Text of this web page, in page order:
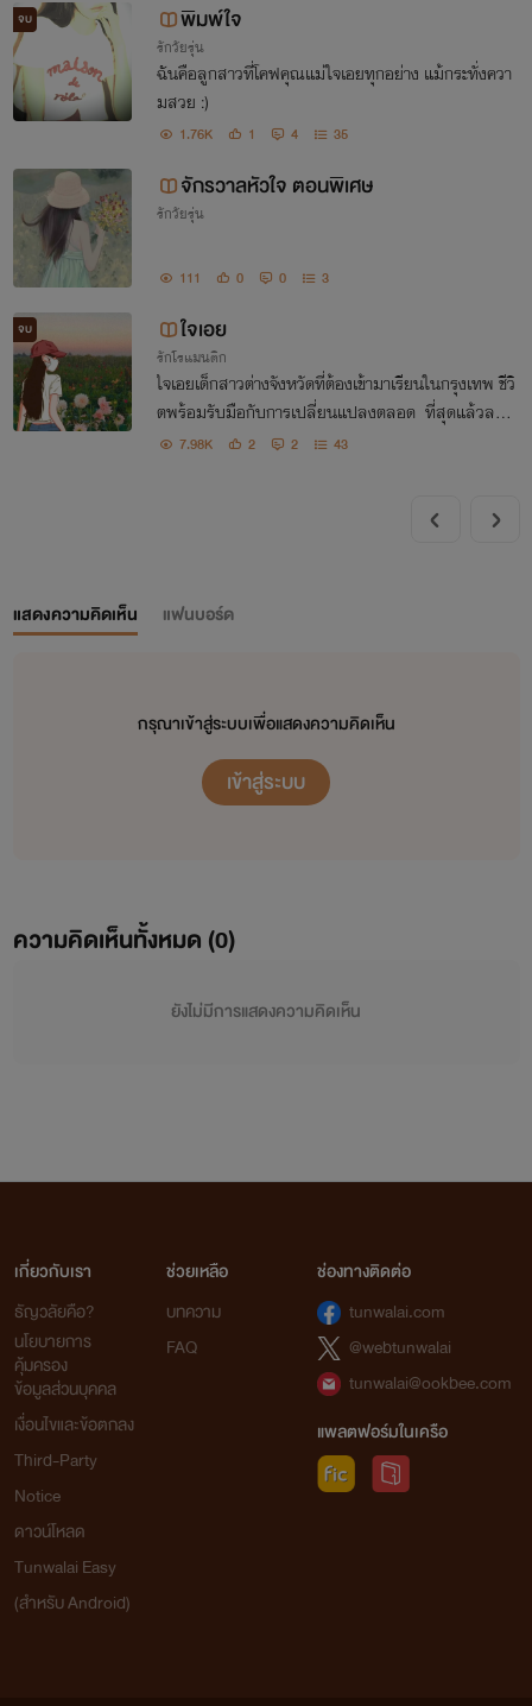
กัน
จบ พิมพ์ใจ
รักวัยรุ่น
ฉันคือลูกสาวที่โคฟคุณแม่ใจเอยทุกอย่าง แม้กระทั่งควา
มสวย :)
1.76K 1 4 35
จักรวาลหัวใจ ตอนพิเศษ
รักวัยรุ่น
111 0 0 3
จบ ใจเอย
รักโรแมนติก
ใจเอยเด็กสาวต่างจังหวัดที่ต้องเข้ามาเรียนในกรุงเทพ ชีวิ
ตพร้อมรับมือกับการเปลี่ยนแปลงตลอด ที่สุดแล้วลมจะ
พัดพาชีวิตเธอไปในทิศทางใด เอาใจช่วยใจเอยกับแก็งเพื่อ
7.98K 2 2 43
แสดงความคิดเห็น แฟนบอร์ด
กรุณาเข้าสู่ระบบเพื่อแสดงความคิดเห็น
เข้าสู่ระบบ
ความคิดเห็นทั้งหมด (0)
ยังไม่มีการแสดงความคิดเห็น
เกี่ยวกับเรา
ธัญวลัยคือ?
นโยบายการ
คุ้มครอง
ข้อมูลส่วนบุคคล
เงื่อนไขและข้อตกลง
Third-Party
Notice
ดาวน์โหลด
Tunwalai Easy
(สำหรับ Android)
ช่วยเหลือ
บทความ
FAQ
ช่องทางติดต่อ
tunwalai.com
@webtunwalai
tunwalai@ookbee.com
แพลตฟอร์มในเครือ